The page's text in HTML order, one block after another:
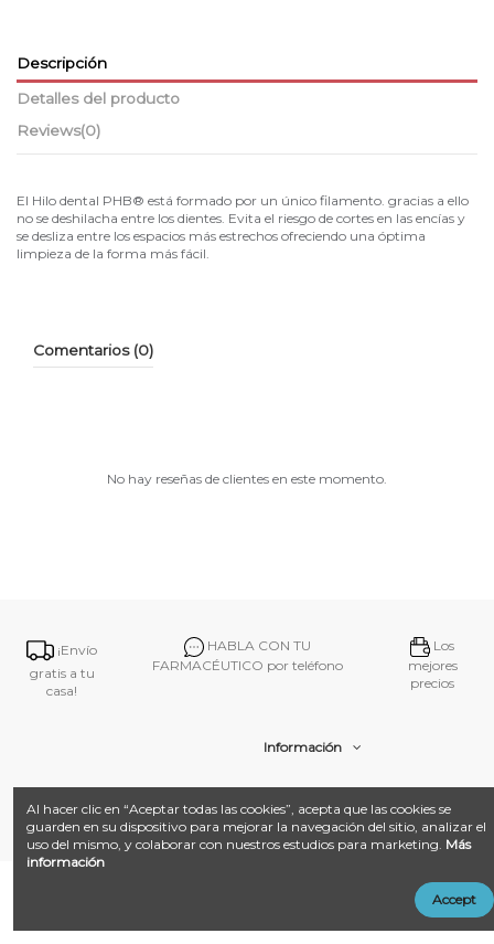
Descripción
Detalles del producto
Reviews(0)
El Hilo dental PHB® está formado por un único filamento. gracias a ello
no se deshilacha entre los dientes. Evita el riesgo de cortes en las encías y
se desliza entre los espacios más estrechos ofreciendo una óptima
limpieza de la forma más fácil.
Comentarios (0)
No hay reseñas de clientes en este momento.
¡Envío
gratis a tu
casa!
HABLA CON TU
FARMACÉUTICO por teléfono
Los
mejores
precios
Información
Contacto
Desarrollado con ❤️ por
LandM + Datacom
Multimedia
Al hacer clic en “Aceptar todas las cookies”, acepta que las cookies se
guarden en su dispositivo para mejorar la navegación del sitio, analizar el
uso del mismo, y colaborar con nuestros estudios para marketing. Más
información
Accept